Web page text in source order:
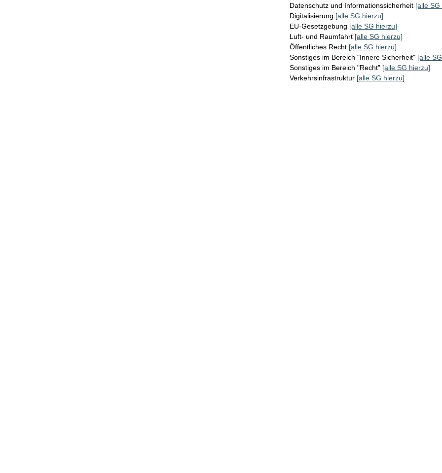
Datenschutz und Informationssicherheit [alle
Digitalisierung [alle SG hierzu]
EU-Gesetzgebung [alle SG hierzu]
Luft- und Raumfahrt [alle SG hierzu]
Öffentliches Recht [alle SG hierzu]
Sonstiges im Bereich "Innere Sicherheit" [alle
Sonstiges im Bereich "Recht" [alle SG hierzu]
Verkehrsinfrastruktur [alle SG hierzu]